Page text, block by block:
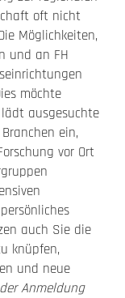
oft nicht
Möglichkeiten,
und an FH
möchte
ausgesuchte
ein,
vor Ort
auch Sie die
knüpfen,
und neue
Anmeldung